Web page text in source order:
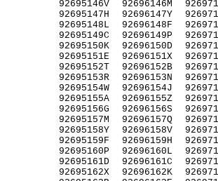
92695146V
92695147H
92695148L
92695149C
92695150K
92695151E
92695152T
92695153R
92695154W
92695155A
92695156G
92695157M
92695158Y
92695159F
92695160P
92695161D
92695162X
92696146M
92696147Y
92696148F
92696149P
92696150D
92696151X
92696152B
92696153N
92696154J
92696155Z
92696156S
92696157Q
92696158V
92696159H
92696160L
92696161C
92696162K